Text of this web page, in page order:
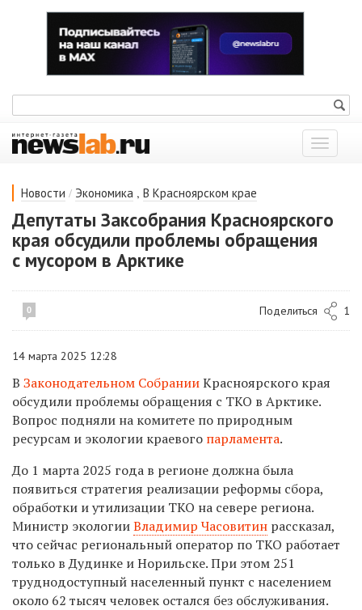
Показать
меню
Новости / Экономика , В Красноярском крае
Депутаты Заксобрания Красноярского
края обсудили проблемы обращения
с мусором в Арктике
0 Поделиться 1
14 марта 2025 12:28
В Законодательном СобранииКрасноярского края
обсудили проблемы обращения с ТКО в Арктике.
Вопрос подняли на комитете по природным
ресурсам и экологии краевого парламента.
До 1 марта 2025 года в регионе должна была
появиться стратегия реализации реформы сбора,
обработки и утилизации ТКО на севере региона.
Министр экологииВладимир Часовитин рассказал,
что сейчас региональный оператор по ТКО работает
только в Дудинке и Норильске. При этом 251
труднодоступный населенный пункт с населением
около 62 тысяч человек остался без обслуживания.